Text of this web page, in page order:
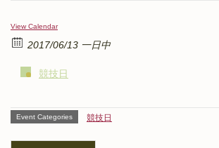
View Calendar
2017/06/13 一日中
競技日
Event Categories 競技日